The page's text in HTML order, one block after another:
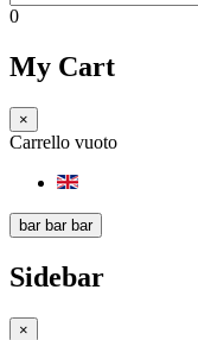
0
My Cart
×
Carrello vuoto
bar bar bar
Sidebar
×